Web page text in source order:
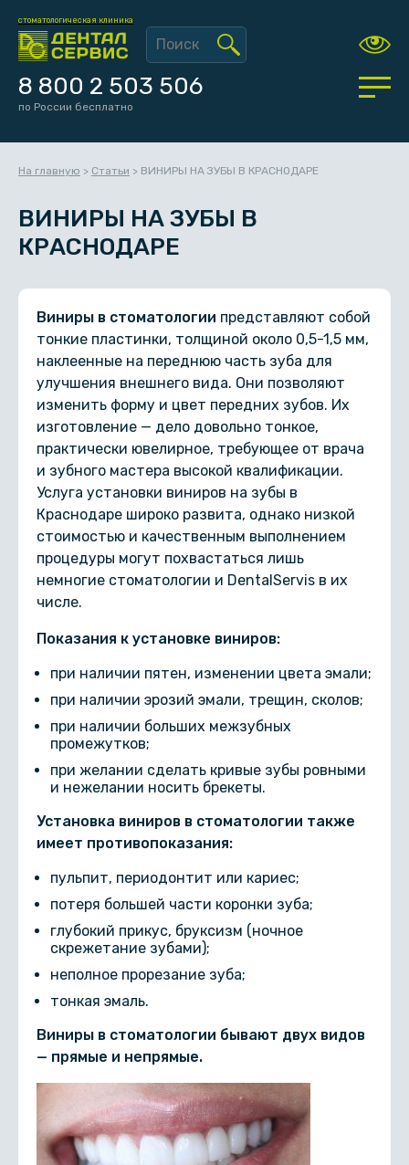
стоматологическая клиника
8 800 2 503 506
по России бесплатно
На главную > Статьи > ВИНИРЫ НА ЗУБЫ В КРАСНОДАРЕ
ВИНИРЫ НА ЗУБЫ В
КРАСНОДАРЕ
Виниры в стоматологии представляют собой
тонкие пластинки, толщиной около 0,5-1,5 мм,
наклеенные на переднюю часть зуба для
улучшения внешнего вида. Они позволяют
изменить форму и цвет передних зубов. Их
изготовление — дело довольно тонкое,
практически ювелирное, требующее от врача
и зубного мастера высокой квалификации.
Услуга установки виниров на зубы в
Краснодаре широко развита, однако низкой
стоимостью и качественным выполнением
процедуры могут похвастаться лишь
немногие стоматологии и DentalServis в их
числе.
Показания к установке виниров:
при наличии пятен, изменении цвета эмали;
при наличии эрозий эмали, трещин, сколов;
при наличии больших межзубных
промежутков;
при желании сделать кривые зубы ровными
и нежелании носить брекеты.
Установка виниров в стоматологии также
имеет противопоказания:
пульпит, периодонтит или кариес;
потеря большей части коронки зуба;
глубокий прикус, бруксизм (ночное
скрежетание зубами);
неполное прорезание зуба;
тонкая эмаль.
Виниры в стоматологии бывают двух видов
— прямые и непрямые.